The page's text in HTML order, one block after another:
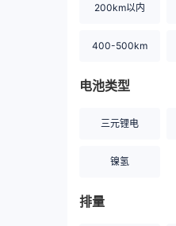
200km以内
400-500km
电池类型
三元锂电
镍氢
排量